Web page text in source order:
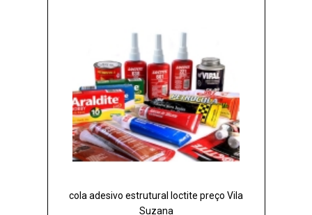
cola adesivo estrutural loctite preço Vila
Suzana